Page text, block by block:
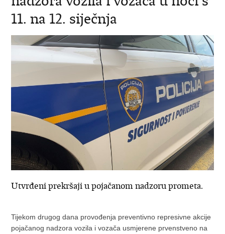
11. na 12. siječnja
Utvrđeni prekršaji u pojačanom nadzoru prometa.
Tijekom drugog dana provođenja preventivno represivne akcije
pojačanog nadzora vozila i vozača usmjerene prvenstveno na